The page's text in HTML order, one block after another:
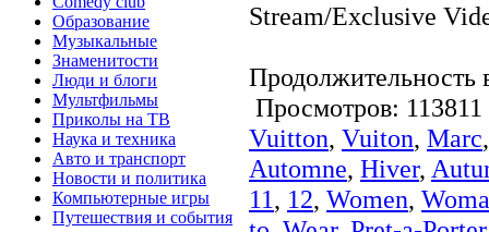
Образование
Музыкальные
Знаменитости
Люди и блоги
Мультфильмы
Приколы на ТВ
Наука и техника
Авто и транспорт
Новости и политика
Компьютерные игры
Путешествия и события
Stream/Exclusive
Продолжительность
Просмотров:
Vuitton, Vuiton, Marc
Automne, Hiver,
11, 12, Women,